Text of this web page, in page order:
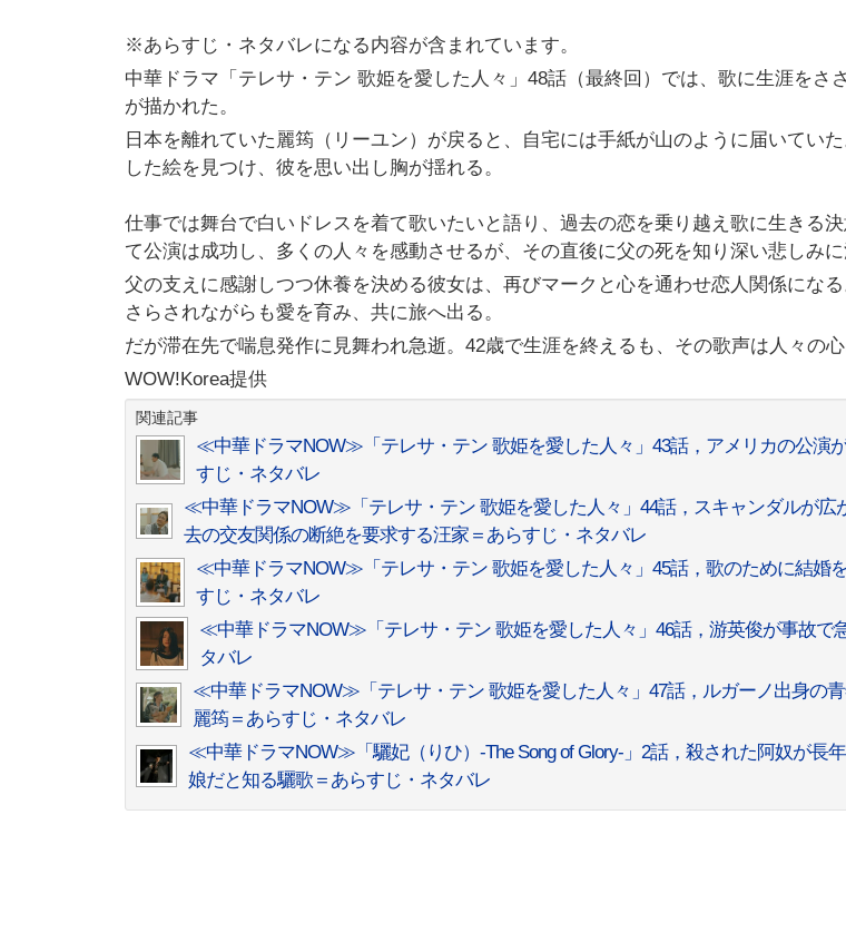
※あらすじ・ネタバレになる内容が含まれています。
中華ドラマ「テレサ・テン 歌姫を愛した人々」48話（最終回）では、歌に生涯をさ
が描かれた。
日本を離れていた麗筠（リーユン）が戻ると、自宅には手紙が山のように届いてい
した絵を見つけ、彼を思い出し胸が揺れる。
仕事では舞台で白いドレスを着て歌いたいと語り、過去の恋を乗り越え歌に生きる
て公演は成功し、多くの人々を感動させるが、その直後に父の死を知り深い悲しみに
父の支えに感謝しつつ休養を決める彼女は、再びマークと心を通わせ恋人関係にな
さらされながらも愛を育み、共に旅へ出る。
だが滞在先で喘息発作に見舞われ急逝。42歳で生涯を終えるも、その歌声は人々の心
WOW!Korea提供
関連記事
≪中華ドラマNOW≫「テレサ・テン 歌姫を愛した人々」43話，アメリカの公演
すじ・ネタバレ
≪中華ドラマNOW≫「テレサ・テン 歌姫を愛した人々」44話，スキャンダルが広
去の交友関係の断絶を要求する汪家＝あらすじ・ネタバレ
≪中華ドラマNOW≫「テレサ・テン 歌姫を愛した人々」45話，歌のために結婚
すじ・ネタバレ
≪中華ドラマNOW≫「テレサ・テン 歌姫を愛した人々」46話，游英俊が事故で
タバレ
≪中華ドラマNOW≫「テレサ・テン 歌姫を愛した人々」47話，ルガーノ出身の
麗筠＝あらすじ・ネタバレ
≪中華ドラマNOW≫「驪妃（りひ）-The Song of Glory-」2話，殺された阿奴が長
娘だと知る驪歌＝あらすじ・ネタバレ